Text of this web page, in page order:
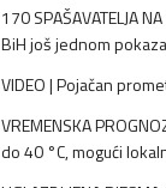
170 SPAŠAVATELJA
BiH još jednom
VIDEO | Pojačan
VREMENSKA
do 40 °C, mogući